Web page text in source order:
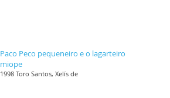
Paco Peco pequeneiro e o lagarteiro
miope
1998 Toro Santos, Xelís de